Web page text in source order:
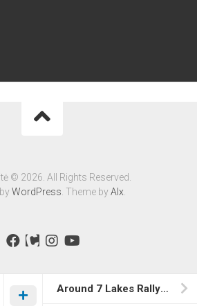
Around 7 Lakes Rally ’20
© 2026. All Rights Reserved.
WordPress . Theme byAlx